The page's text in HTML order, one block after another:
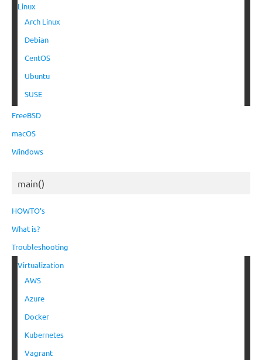
Linux
Arch Linux
Debian
CentOS
Ubuntu
SUSE
FreeBSD
macOS
Windows
main()
HOWTO’s
What is?
Troubleshooting
Virtualization
AWS
Azure
Docker
Kubernetes
Vagrant